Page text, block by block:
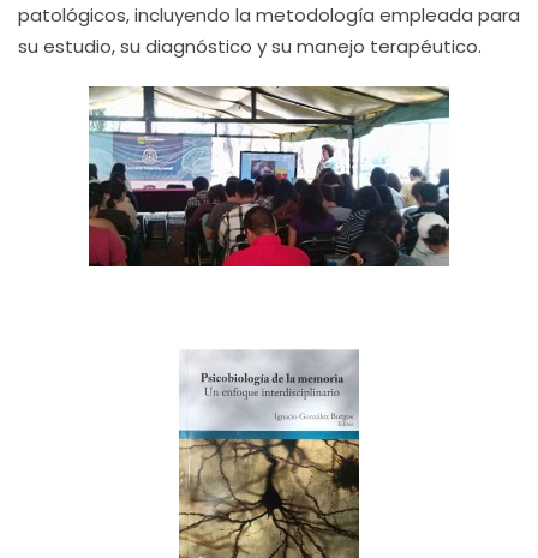
patológicos, incluyendo la metodología empleada para
su estudio, su diagnóstico y su manejo terapéutico.